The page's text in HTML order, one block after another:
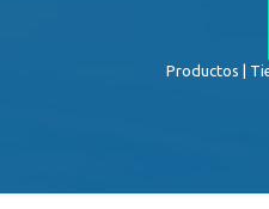
Productos